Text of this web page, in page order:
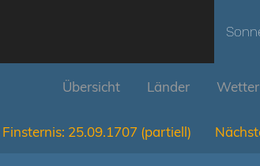
Übersicht Länder
25.09.1707 (partiell)